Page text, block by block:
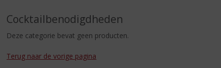
r
i
g
n
Cocktailbenodigdheden
Deze categorie bevat geen producten.
Terug naar de vorige pagina